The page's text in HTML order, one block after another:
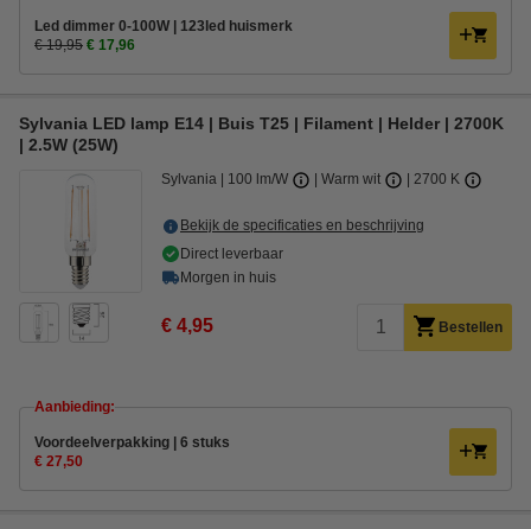
Led dimmer 0-100W | 123led huismerk
€ 19,95 € 17,96
Sylvania LED lamp E14 | Buis T25 | Filament | Helder | 2700K
| 2.5W (25W)
Sylvania 100 lm/W Warm wit 2700 K
Bekijk de specificaties en beschrijving
Direct leverbaar
Morgen in huis
€ 4,95 Bestellen
Aanbieding:
Voordeelverpakking | 6 stuks
€ 27,50